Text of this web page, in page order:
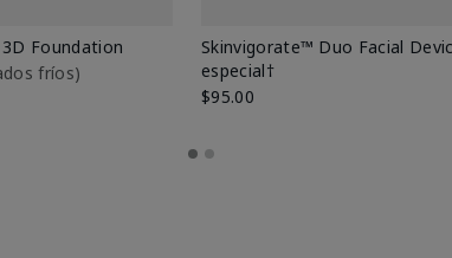
Foundation
fríos)
Skinvigorate™ Duo Facial
especial†
$95.00